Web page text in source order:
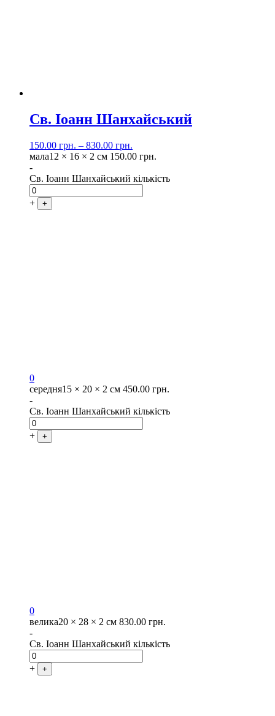
Св. Іоанн Шанхайський
150.00 грн. – 830.00 грн.
мала12 × 16 × 2 см 150.00 грн.
-
Св. Іоанн Шанхайський кількість
+ +
0
середня15 × 20 × 2 см 450.00 грн.
-
Св. Іоанн Шанхайський кількість
+ +
0
велика20 × 28 × 2 см 830.00 грн.
-
Св. Іоанн Шанхайський кількість
+ +